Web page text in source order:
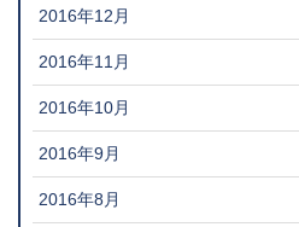
2016年12月
2016年11月
2016年10月
2016年9月
2016年8月